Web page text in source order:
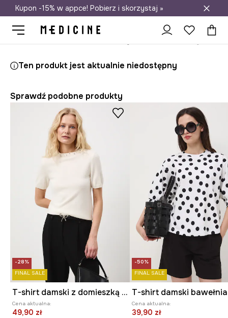
Darmowa dostawa do salonów
Kupon -15% w appce! Pobierz i skorzystaj »
Ten produkt jest aktualnie niedostępny
Sprawdź podobne produkty
-28%
FINAL SALE
T-shirt damski z domieszką wełny merino i kaszmiru
Cena aktualna:
49,90 zł
-50%
FINAL SALE
T-shirt damski
Cena aktualna:
39,90 zł